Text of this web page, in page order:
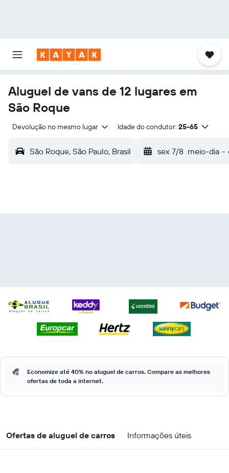
Aluguel de vans de 12 lugares em
São Roque
Devolução no mesmo lugar Idade do condutor: 25-65
São Roque, São Paulo, Brasil sex 7/8 meio-dia -
Economize até 40% no aluguel de carros. Compare as melhores
ofertas de toda a internet.
Ofertas de aluguel de carros Informações úteis